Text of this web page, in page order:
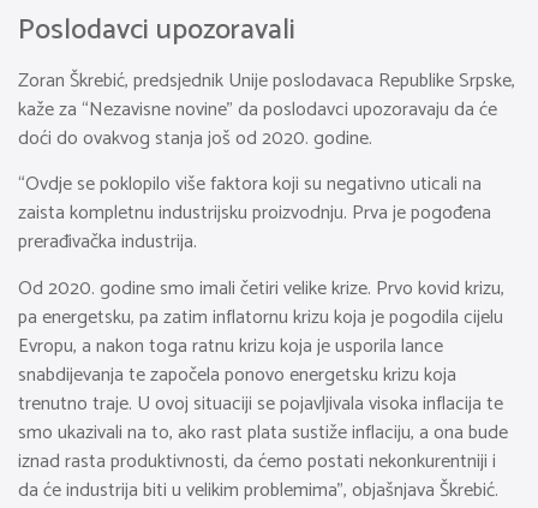
Poslodavci upozoravali
Zoran Škrebić, predsjednik Unije poslodavaca Republike Srpske,
kaže za “Nezavisne novine” da poslodavci upozoravaju da će
doći do ovakvog stanja još od 2020. godine.
“Ovdje se poklopilo više faktora koji su negativno uticali na
zaista kompletnu industrijsku proizvodnju. Prva je pogođena
prerađivačka industrija.
Od 2020. godine smo imali četiri velike krize. Prvo kovid krizu,
pa energetsku, pa zatim inflatornu krizu koja je pogodila cijelu
Evropu, a nakon toga ratnu krizu koja je usporila lance
snabdijevanja te započela ponovo energetsku krizu koja
trenutno traje. U ovoj situaciji se pojavljivala visoka inflacija te
smo ukazivali na to, ako rast plata sustiže inflaciju, a ona bude
iznad rasta produktivnosti, da ćemo postati nekonkurentniji i
da će industrija biti u velikim problemima”, objašnjava Škrebić.